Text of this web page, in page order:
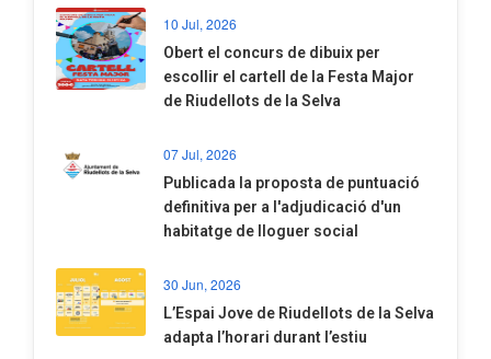
10 Jul, 2026
​Obert el concurs de dibuix per
escollir el cartell de la Festa Major
de Riudellots de la Selva
07 Jul, 2026
​Publicada la proposta de puntuació
definitiva per a l'adjudicació d'un
habitatge de lloguer social
30 Jun, 2026
​L’Espai Jove de Riudellots de la Selva
adapta l’horari durant l’estiu